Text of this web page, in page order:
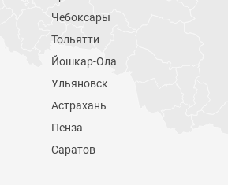
Чебоксары
Тольятти
Йошкар-Ола
Ульяновск
Астрахань
Пенза
Саратов